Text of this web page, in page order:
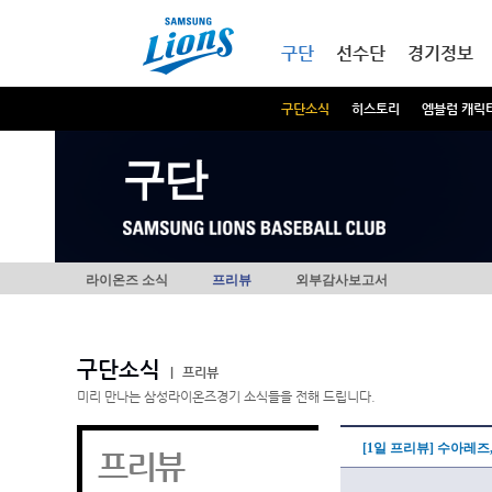
구단
구단소식 히스토리 엠블럼 캐릭
선수단 경기정보
구단
라이온즈 소식 프리뷰 외부감사보고서
구단소식
프리뷰
미리 만나는 삼성라이온즈경기 소식들을 전해 드립니다.
프리뷰 [1일 프리뷰] 수아레